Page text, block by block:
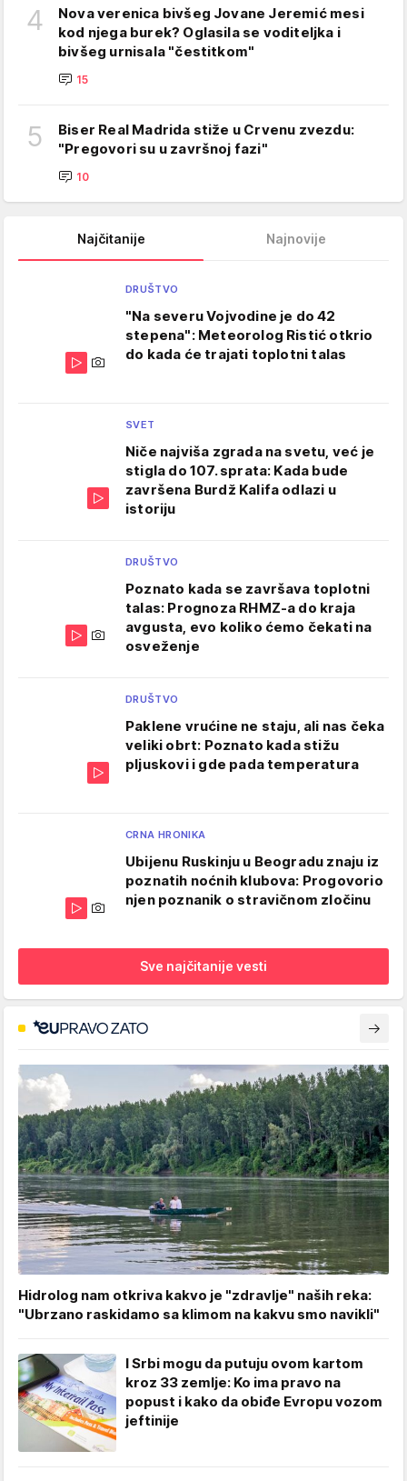
4
Nova verenica bivšeg Jovane Jeremić mesi
kod njega burek? Oglasila se voditeljka i
bivšeg urnisala "čestitkom"
15
5
Biser Real Madrida stiže u Crvenu zvezdu:
"Pregovori su u završnoj fazi"
10
Najčitanije Najnovije
DRUŠTVO
"Na severu Vojvodine je do 42
stepena": Meteorolog Ristić otkrio
do kada će trajati toplotni talas
SVET
Niče najviša zgrada na svetu, već je
stigla do 107. sprata: Kada bude
završena Burdž Kalifa odlazi u
istoriju
DRUŠTVO
Poznato kada se završava toplotni
talas: Prognoza RHMZ-a do kraja
avgusta, evo koliko ćemo čekati na
osveženje
DRUŠTVO
Paklene vrućine ne staju, ali nas čeka
veliki obrt: Poznato kada stižu
pljuskovi i gde pada temperatura
CRNA HRONIKA
Ubijenu Ruskinju u Beogradu znaju iz
poznatih noćnih klubova: Progovorio
njen poznanik o stravičnom zločinu
Sve najčitanije vesti
Hidrolog nam otkriva kakvo je "zdravlje" naših reka:
"Ubrzano raskidamo sa klimom na kakvu smo navikli"
I Srbi mogu da putuju ovom kartom
kroz 33 zemlje: Ko ima pravo na
popust i kako da obiđe Evropu vozom
jeftinije